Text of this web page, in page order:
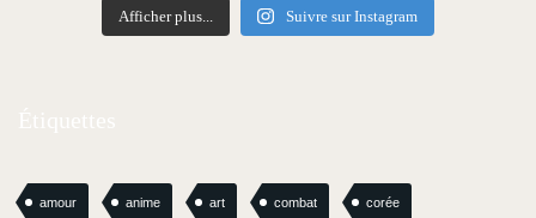
Afficher plus... Suivre sur Instagram
amour anime art combat corée